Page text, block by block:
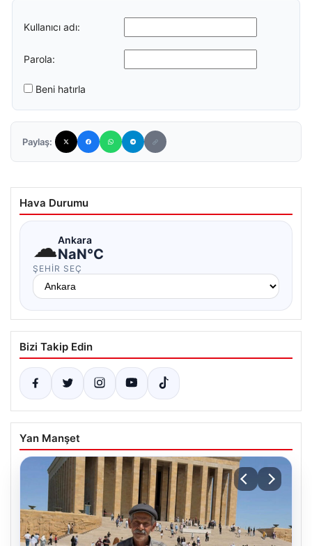
Kullanıcı adı:
Parola:
Beni hatırla
Paylaş:
Hava Durumu
☁Ankara
NaN°C
ŞEHIR SEÇ
Bizi Takip Edin
Yan Manşet